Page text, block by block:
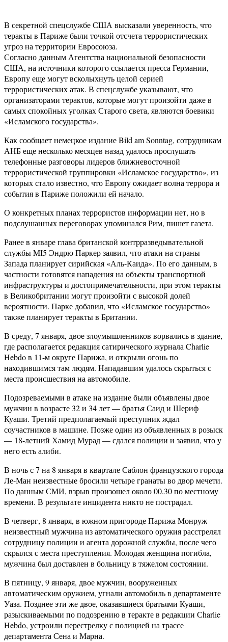
В секретной спецслужбе США высказали уверенность, что
теракты в Париже были точкой отсчета террористических
угроз на территории Евросоюза.
Согласно данным Агентства национальной безопасности
США, на источники которого ссылается пресса Германии,
Европу еще могут всколыхнуть целой серией
террористических атак. В спецслужбе указывают, что
организаторами терактов, которые могут произойти даже в
самых спокойных уголках Старого света, являются боевики
«Исламского государства».
Как сообщает немецкое издание Bild am Sonntag, сотрудникам
АНБ еще несколько месяцев назад удалось прослушать
телефонные разговоры лидеров ближневосточной
террористической группировки «Исламское государство», из
которых стало известно, что Европу ожидает волна террора и
события в Париже положили ей начало.
О конкретных планах террористов информации нет, но в
подслушанных переговорах упоминался Рим, пишет газета.
Ранее в январе глава британской контрразведывательной
службы MI5 Эндрю Паркер заявил, что атаки на страны
Запада планирует сирийская «Аль-Каида». По его данным, в
частности готовятся нападения на объекты транспортной
инфраструктуры и достопримечательности, при этом теракты
в Великобритании могут произойти с высокой долей
вероятности. Парке добавил, что «Исламское государство»
также планирует теракты в Британии.
В среду, 7 января, двое злоумышленников ворвались в здание,
где располагается редакция сатирического журнала Charlie
Hebdo в 11-м округе Парижа, и открыли огонь по
находившимся там людям. Нападавшим удалось скрыться с
места происшествия на автомобиле.
Подозреваемыми в атаке на издание были объявлены двое
мужчин в возрасте 32 и 34 лет — братья Саид и Шериф
Куаши. Третий предполагаемый преступник ждал
соучастников в машине. Позже один из объявленных в розыск
— 18-летний Хамид Мурад — сдался полиции и заявил, что у
него есть алиби.
В ночь с 7 на 8 января в квартале Саблон французского города
Ле-Ман неизвестные бросили четыре гранаты во двор мечети.
По данным СМИ, взрыв произошел около 00.30 по местному
времени. В результате инцидента никто не пострадал.
В четверг, 8 января, в южном пригороде Парижа Монруж
неизвестный мужчина из автоматического оружия расстрелял
сотрудницу полиции и агента дорожной службы, после чего
скрылся с места преступления. Молодая женщина погибла,
мужчина был доставлен в больницу в тяжелом состоянии.
В пятницу, 9 января, двое мужчин, вооруженных
автоматическим оружием, угнали автомобиль в департаменте
Уаза. Позднее эти же двое, оказавшиеся братьями Куаши,
разыскиваемыми по подозрению в теракте в редакции Сharlie
Hebdo, устроили перестрелку с полицией на трассе
департамента Сена и Марна.